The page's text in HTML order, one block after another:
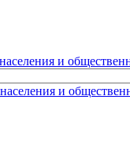
и
и